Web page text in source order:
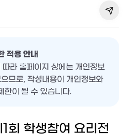
적용 안내
라 홈페이지 상에는 개인정보
므로, 작성내용이 개인정보와
한이 될 수 있습니다.
회 학생참여 요리전